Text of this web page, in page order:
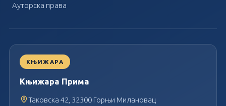
Ауторска права
КЊИЖАРА
Књижара Прима
Таковска 42, 32300 Горњи Милановац